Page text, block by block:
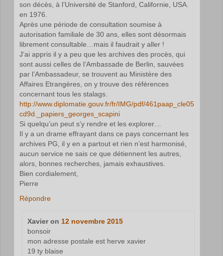
son décès, à l’Université de Stanford, Californie, USA.
en 1976.
Après une période de consultation soumise à
autorisation familiale de 30 ans, elles sont désormais
librement consultable…mais il faudrait y aller !
J’ai appris il y a peu que les archives des procès, qui
sont aussi celles de l’Ambassade de Berlin, sauvées
par l’Ambassadeur, se trouvent au Ministère des
Affaires Etrangères, on y trouve des références
concernant tous les stalags.
http://www.diplomatie.gouv.fr/fr/IMG/pdf/461paap_cle05
cd9d._papiers_georges_scapini
Si quelqu’un peut s’y rendre et les explorer…
Il y a un drame effrayant dans ce pays concernant les
archives PG, il y en a partout et rien n’est harmonisé,
aucun service ne sais ce que détiennent les autres,
alors, bonnes recherches, jamais exhaustives.
Bien cordialement,
Pierre
Répondre
Xavieron 12 novembre 2015
bonsoir
mon adresse postale est herve xavier
19 ty blaise